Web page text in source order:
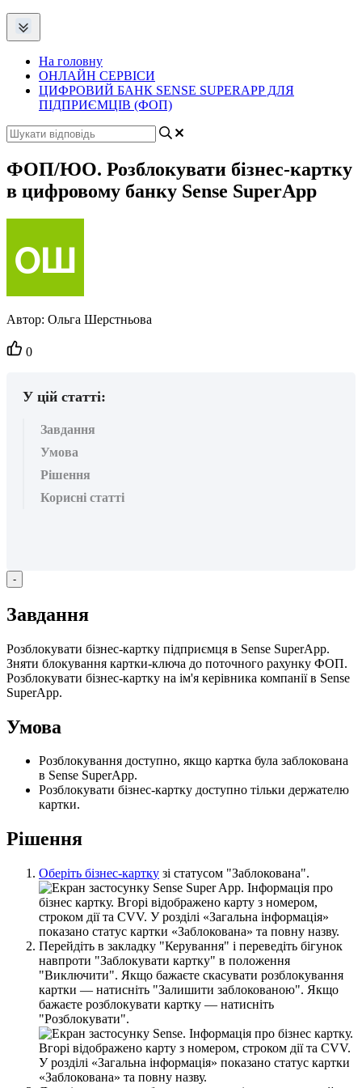
На головну
ОНЛАЙН СЕРВІСИ
ЦИФРОВИЙ БАНК SENSE SUPERAPP ДЛЯ
ПІДПРИЄМЦІВ (ФОП)
ФОП/ЮО. Розблокувати бізнес-картку
в цифровому банку Sense SuperApp
Автор: Ольга Шерстньова
Кількість
вподобайок:
0
У цій статті:
Завдання
Умова
Рішення
Корисні статті
-
Завдання
Розблокувати бізнес-картку підприємця в Sense SuperApp.
Зняти блокування картки-ключа до поточного рахунку ФОП.
Розблокувати бізнес-картку на ім'я керівника компанії в Sense
SuperApp.
Умова
Розблокування доступно, якщо картка була заблокована
в Sense SuperApp.
Розблокувати бізнес-картку доступно тільки держателю
картки.
Рішення
Оберіть бізнес-картку зі статусом "Заблокована".
Перейдіть в закладку "Керування" і переведіть бігунок
навпроти "Заблокувати картку" в положення
"Виключити". Якщо бажаєте скасувати розблокування
картки — натисніть "Залишити заблокованою". Якщо
бажаєте розблокувати картку — натисніть
"Розблокувати".